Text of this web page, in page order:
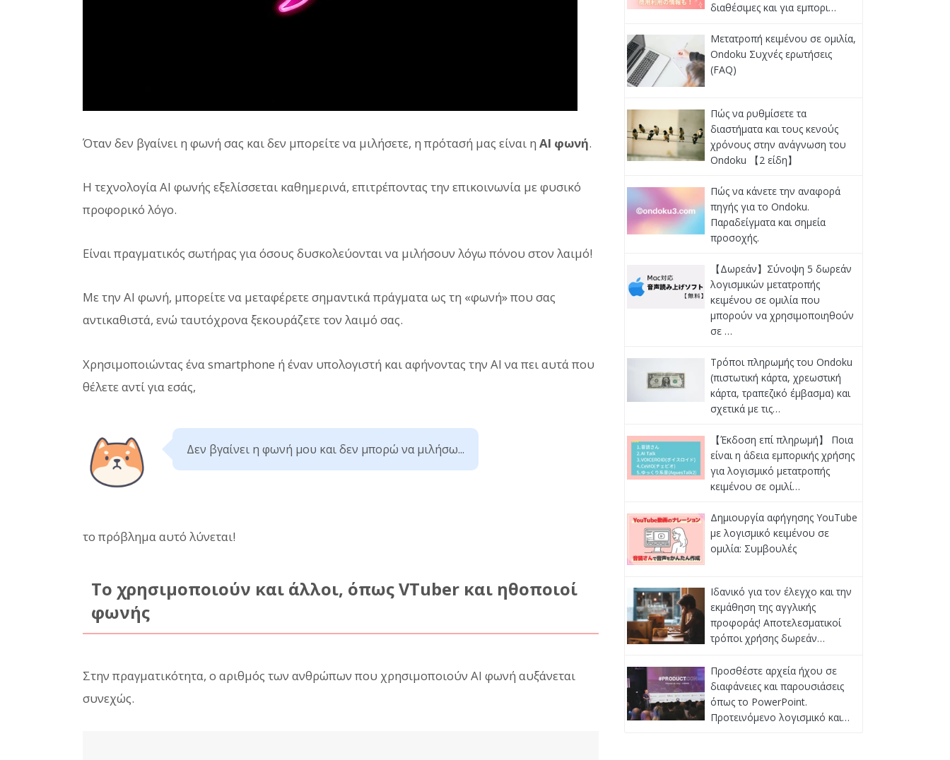
Όταν δεν βγαίνει η φωνή σας και δεν μπορείτε να μιλήσετε, η πρότασή μας είναι η AI φωνή.
Η τεχνολογία AI φωνής εξελίσσεται καθημερινά, επιτρέποντας την επικοινωνία με φυσικό
προφορικό λόγο.
Είναι πραγματικός σωτήρας για όσους δυσκολεύονται να μιλήσουν λόγω πόνου στον λαιμό!
Με την AI φωνή, μπορείτε να μεταφέρετε σημαντικά πράγματα ως τη «φωνή» που σας
αντικαθιστά, ενώ ταυτόχρονα ξεκουράζετε τον λαιμό σας.
Χρησιμοποιώντας ένα smartphone ή έναν υπολογιστή και αφήνοντας την AI να πει αυτά που
θέλετε αντί για εσάς,
Δεν βγαίνει η φωνή μου και δεν μπορώ να μιλήσω...
το πρόβλημα αυτό λύνεται!
Το χρησιμοποιούν και άλλοι, όπως VTuber και ηθοποιοί
φωνής
Στην πραγματικότητα, ο αριθμός των ανθρώπων που χρησιμοποιούν AI φωνή αυξάνεται
συνεχώς.
διαθέσιμες και για εμπορι…
Μετατροπή κειμένου σε ομιλία,
Ondoku Συχνές ερωτήσεις
(FAQ)
Πώς να ρυθμίσετε τα
διαστήματα και τους κενούς
χρόνους στην ανάγνωση του
Ondoku 【2 είδη】
Πώς να κάνετε την αναφορά
πηγής για το Ondoku.
Παραδείγματα και σημεία
προσοχής.
【Δωρεάν】Σύνοψη 5 δωρεάν
λογισμικών μετατροπής
κειμένου σε ομιλία που
μπορούν να χρησιμοποιηθούν
σε …
Τρόποι πληρωμής του Ondoku
(πιστωτική κάρτα, χρεωστική
κάρτα, τραπεζικό έμβασμα) και
σχετικά με τις…
【Έκδοση επί πληρωμή】 Ποια
είναι η άδεια εμπορικής χρήσης
για λογισμικό μετατροπής
κειμένου σε ομιλί…
Δημιουργία αφήγησης YouTube
με λογισμικό κειμένου σε
ομιλία: Συμβουλές
Ιδανικό για τον έλεγχο και την
εκμάθηση της αγγλικής
προφοράς! Αποτελεσματικοί
τρόποι χρήσης δωρεάν…
Προσθέστε αρχεία ήχου σε
διαφάνειες και παρουσιάσεις
όπως το PowerPoint.
Προτεινόμενο λογισμικό και…